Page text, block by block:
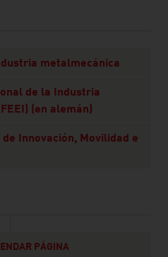
metalmecánica
de la Industria
(en alemán)
Innovación, Movilidad e
PÁGINA